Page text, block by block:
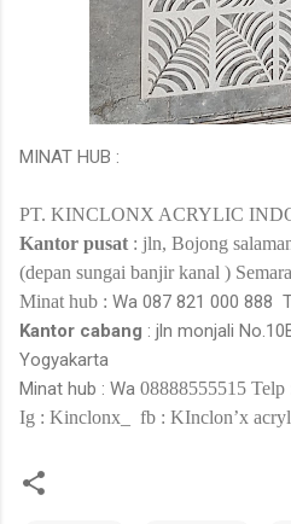
MINAT HUB :
PT. KINCLONX ACRYLIC
Kantor pusat : jln, Bojong
(depan sungai banjir kanal )
Minat hub : Wa 087 821 000 888
Kantor cabang : jln monjali
Yogyakarta
Minat hub : Wa 08888555515 Telp
Ig : Kinclonx_
fb : KInclon’x